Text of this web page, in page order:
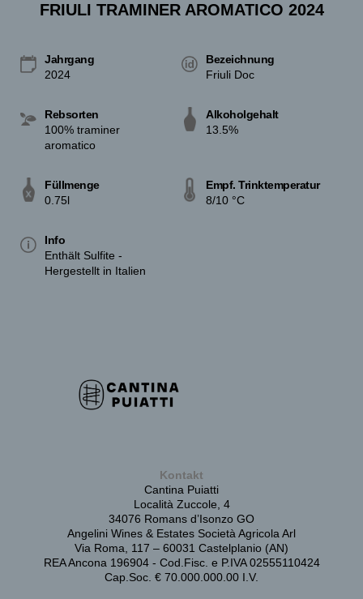
FRIULI TRAMINER AROMATICO 2024
Jahrgang
2024
Bezeichnung
Friuli Doc
Rebsorten
100% traminer
aromatico
Alkoholgehalt
13.5%
Füllmenge
0.75l
Empf. Trinktemperatur
8/10 °C
Info
Enthält Sulfite -
Hergestellt in Italien
Kontakt
Cantina Puiatti
Località Zuccole, 4
34076 Romans d’Isonzo GO
Angelini Wines & Estates Società Agricola Arl
Via Roma, 117 – 60031 Castelplanio (AN)
REA Ancona 196904 - Cod.Fisc. e P.IVA 02555110424
Cap.Soc. € 70.000.000.00 I.V.